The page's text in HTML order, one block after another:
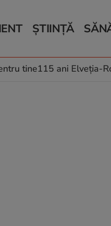
ȘTIINȚĂ
Schimbări Relații
Rețete
tine115 ani Elveția-